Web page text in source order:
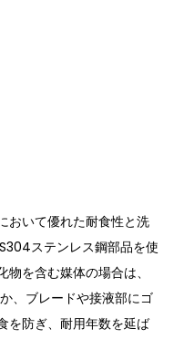
おいて優れた耐食性と洗
ステンレス鋼部品を使
を含む媒体の場合は、
、ブレードや接液部にゴ
を防ぎ、耐用年数を延ば